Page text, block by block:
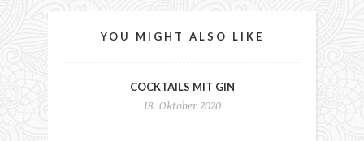
YOU MIGHT ALSO LIKE
COCKTAILS MIT GIN
18. Oktober 2020